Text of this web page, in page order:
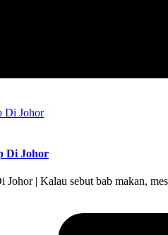
Di Johor
Johor | Kalau sebut bab makan,